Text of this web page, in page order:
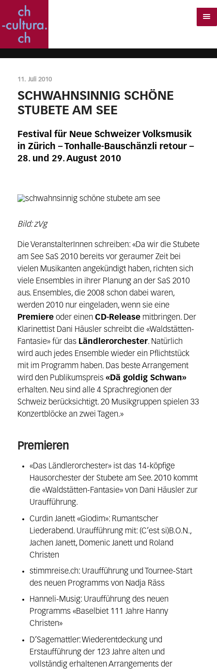
11. Juli 2010
SCHWAHNSINNIG SCHÖNE
STUBETE AM SEE
Festival für Neue Schweizer Volksmusik
in Zürich – Tonhalle-Bauschänzli retour –
28. und 29. August 2010
Bild: zVg
Die VeranstalterInnen schreiben: «Da wir die Stubete
am See SaS 2010 bereits vor geraumer Zeit bei
vielen Musikanten angekündigt haben, richten sich
viele Ensembles in ihrer Planung an der SaS 2010
aus. Ensembles, die 2008 schon dabei waren,
werden 2010 nur eingeladen, wenn sie eine
Premiereoder einen CD-Releasemitbringen. Der
Klarinettist Dani Häusler schreibt die «Waldstätten-
Fantasie» für das Ländlerorchester. Natürlich
wird auch jedes Ensemble wieder ein Pflichtstück
mit im Programm haben. Das beste Arrangement
wird den Publikumspreis «Dä goldig Schwan»
erhalten. Neu sind alle 4 Sprachregionen der
Schweiz berücksichtigt. 20 Musikgruppen spielen 33
Konzertblöcke an zwei Tagen.»
Premieren
«Das Ländlerorchester» ist das 14-köpfige
Hausorchester der Stubete am See. 2010 kommt
die «Waldstätten-Fantasie» von Dani Häusler zur
Uraufführung.
Curdin Janett «Giodim»: Rumantscher
Liederabend. Uraufführung mit: (C’est si)B.O.N.,
Jachen Janett, Domenic Janett und Roland
Christen
stimmreise.ch: Uraufführung und Tournee-Start
des neuen Programms von Nadja Räss
Hanneli-Musig: Uraufführung des neuen
Programms «Baselbiet 111 Jahre Hanny
Christen»
D’Sagemattler: Wiederentdeckung und
Erstaufführung der 123 Jahre alten und
vollständig erhaltenen Arrangements der